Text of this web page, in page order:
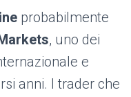
T
probabilmente
, uno dei
e
anni. I trader che